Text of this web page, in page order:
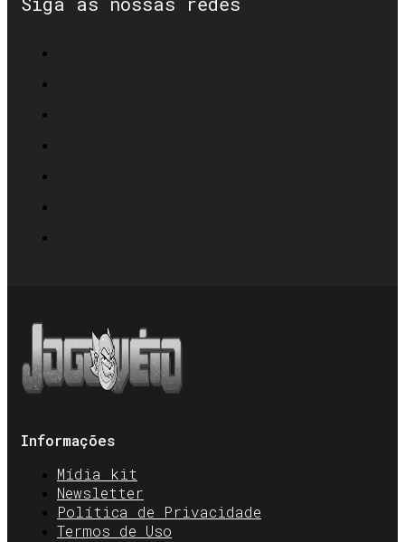
Informações
Mídia kit
Newsletter
Política de Privacidade
Termos de Uso